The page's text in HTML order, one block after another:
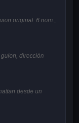
original. 6 nom.,
dirección
desde un